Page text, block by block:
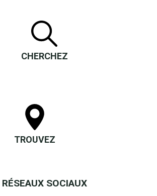
CHERCHEZ
TROUVEZ
RÉSEAUX SOCIAUX